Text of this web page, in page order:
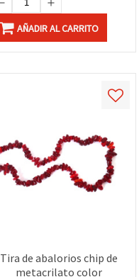
AÑADIR AL CARRITO
Tira de abalorios chip de
metacrilato color